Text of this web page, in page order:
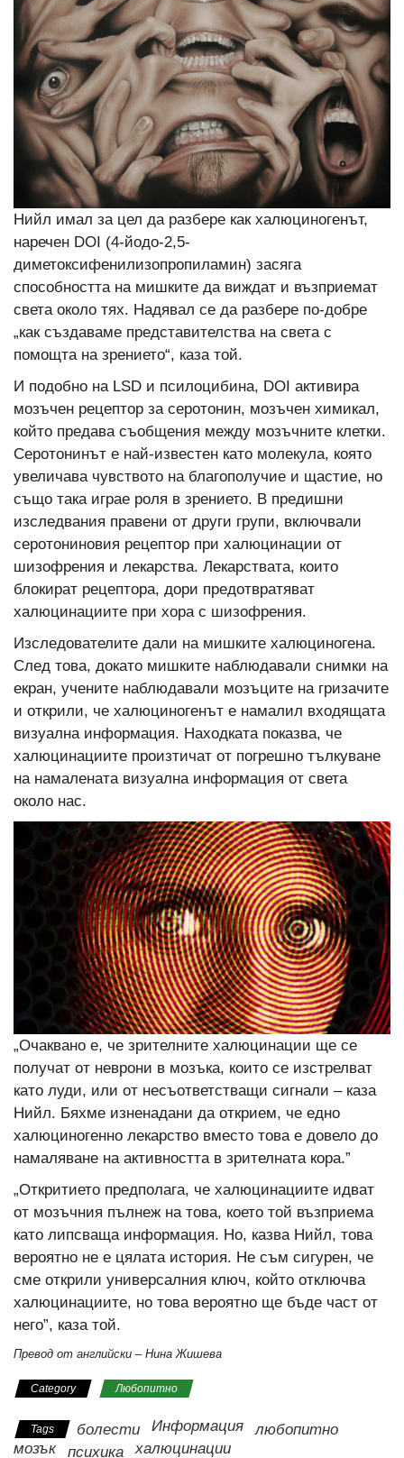
Нийл имал за цел да разбере как халюциногенът,
наречен DOI (4-йодо-2,5-
диметоксифенилизопропиламин) засяга
способността на мишките да виждат и възприемат
света около тях. Надявал се да разбере по-добре
„как създаваме представителства на света с
помощта на зрението“, каза той.
И подобно на LSD и псилоцибина, DOI активира
мозъчен рецептор за серотонин, мозъчен химикал,
който предава съобщения между мозъчните клетки.
Серотонинът е най-известен като молекула, която
увеличава чувството на благополучие и щастие, но
също така играе роля в зрението. В предишни
изследвания правени от други групи, включвали
серотониновия рецептор при халюцинации от
шизофрения и лекарства. Лекарствата, които
блокират рецептора, дори предотвратяват
халюцинациите при хора с шизофрения.
Изследователите дали на мишките халюциногена.
След това, докато мишките наблюдавали снимки на
екран, учените наблюдавали мозъците на гризачите
и открили, че халюциногенът е намалил входящата
визуална информация. Находката показва, че
халюцинациите произтичат от погрешно тълкуване
на намалената визуална информация от света
около нас.
„Очаквано е, че зрителните халюцинации ще се
получат от неврони в мозъка, които се изстрелват
като луди, или от несъответстващи сигнали – каза
Нийл. Бяхме изненадани да открием, че едно
халюциногенно лекарство вместо това е довело до
намаляване на активността в зрителната кора.”
„Откритието предполага, че халюцинациите идват
от мозъчния пълнеж на това, което той възприема
като липсваща информация. Но, казва Нийл, това
вероятно не е цялата история. Не съм сигурен, че
сме открили универсалния ключ, който отключва
халюцинациите, но това вероятно ще бъде част от
него”, каза той.
Превод от английски – Нина Жишева
Category Любопитно
Tags болести Информация
любопитно
мозък
психика халюцинации